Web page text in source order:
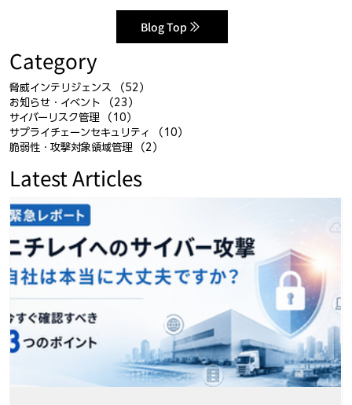
Blog Top
Category
脅威インテリジェンス （52）
お知らせ・イベント
（23）
サイバーリスク管理
（10）
サプライチェーンセキュリティ
（10）
脆弱性・攻撃対象領域管理
（2）
Latest Articles